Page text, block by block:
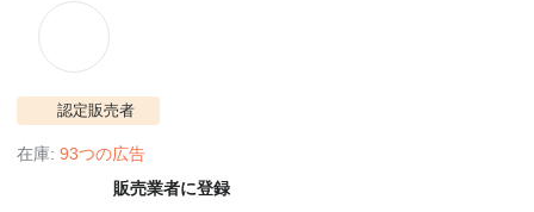
認定販売者
在庫: 93つの広告
販売業者に登録